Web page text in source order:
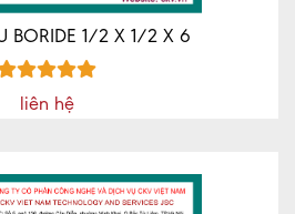
BORIDE 1/2 X 1/2 X 6
liên hệ